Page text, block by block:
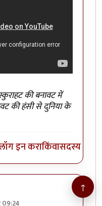
की बनावट में
की हंसी से दुनिया के
इन कराकिंवासदस्य व्हा
↑